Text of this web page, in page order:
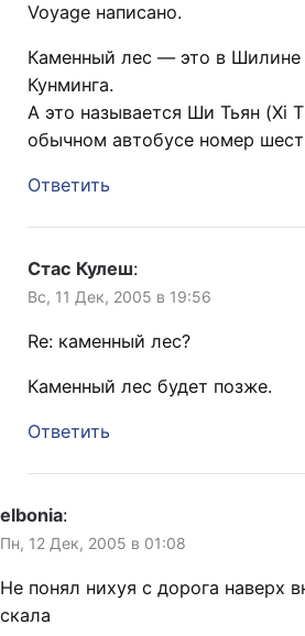
Voyage написано.
Каменный лес — это в Шилине
Кунминга.
А это называется Ши Тьян (Xi
обычном автобусе номер
Ответить
Стас Кулеш:
Вс, 11 Дек, 2005 в 19:56
Re: каменный лес?
Каменный лес будет позже.
Ответить
elbonia:
Пн, 12 Дек, 2005 в 01:08
Не понял нихуя с дорога наверх
скала